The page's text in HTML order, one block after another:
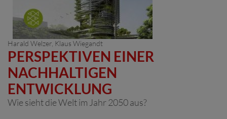
Harald Welzer Klaus Wiegandt
PERSPEKTIVEN EINER
NACHHALTIGEN
ENTWICKLUNG
Wie sieht die Welt im Jahr 2050 aus?